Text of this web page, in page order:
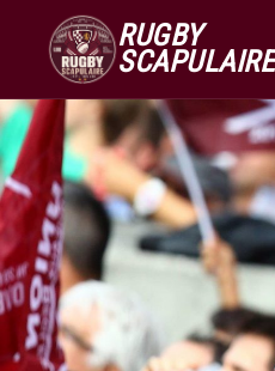
RUGBY
SCAPULAIRE